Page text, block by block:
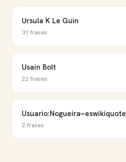
Ursula K Le Guin
31 frases
Usain Bolt
22 frases
Usuario:Nogueira~eswikiquote
2 frases